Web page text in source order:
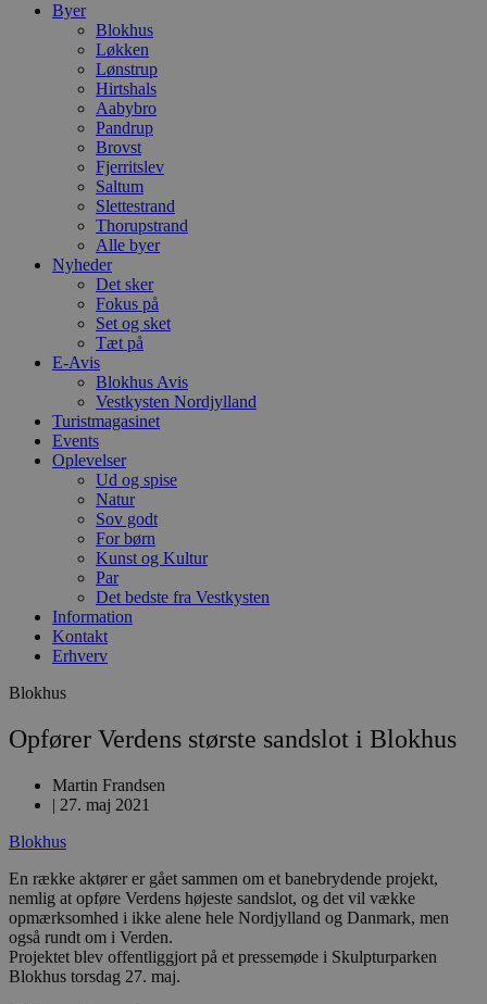
Byer
Blokhus
Løkken
Lønstrup
Hirtshals
Aabybro
Pandrup
Brovst
Fjerritslev
Saltum
Slettestrand
Thorupstrand
Alle byer
Nyheder
Det sker
Fokus på
Set og sket
Tæt på
E-Avis
Blokhus Avis
Vestkysten Nordjylland
Turistmagasinet
Events
Oplevelser
Ud og spise
Natur
Sov godt
For børn
Kunst og Kultur
Par
Det bedste fra Vestkysten
Information
Kontakt
Erhverv
Blokhus
Opfører Verdens største sandslot i Blokhus
Martin Frandsen
| 27. maj 2021
Blokhus
En række aktører er gået sammen om et banebrydende projekt,
nemlig at opføre Verdens højeste sandslot, og det vil vække
opmærksomhed i ikke alene hele Nordjylland og Danmark, men
også rundt om i Verden.
Projektet blev offentliggjort på et pressemøde i Skulpturparken
Blokhus torsdag 27. maj.